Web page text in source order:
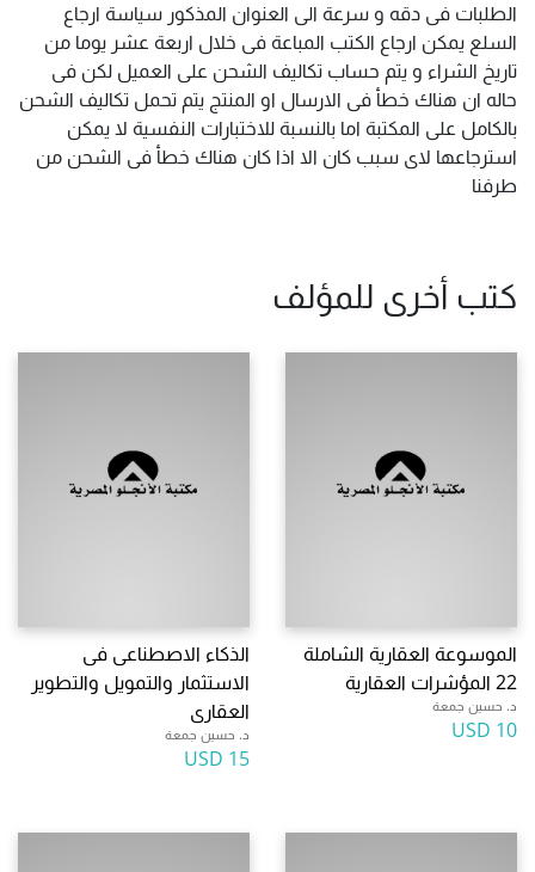
الطلبات فى دقه و سرعة الى العنوان المذكور سياسة ارجاع
السلع يمكن ارجاع الكتب المباعة فى خلال اربعة عشر يوما من
تاريخ الشراء و يتم حساب تكاليف الشحن على العميل لكن فى
حاله ان هناك خطأ فى الارسال او المنتج يتم تحمل تكاليف الشحن
بالكامل على المكتبة اما بالنسبة للاختبارات النفسية لا يمكن
استرجاعها لاى سبب كان الا اذا كان هناك خطأ فى الشحن من
طرفنا
كتب أخرى للمؤلف
الموسوعة العقارية الشاملة
22 المؤشرات العقارية
د. حسين جمعة
10 USD
الذكاء الاصطناعى فى
الاستثمار والتمويل والتطوير
العقارى
د. حسين جمعة
15 USD